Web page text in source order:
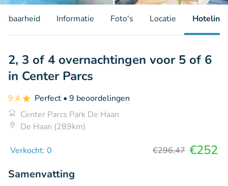
Informatie Foto's Locatie Hotelinfo
2, 3 of 4 overnachtingen voor 5 of 6
in Center Parcs
9.4 Perfect • 9 beoordelingen
Center Parcs Park De Haan
De Haan (289km)
Verkocht: 0 €296,47 €252
Samenvatting